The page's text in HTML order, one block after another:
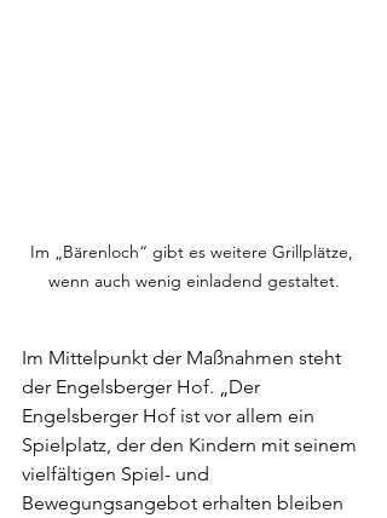
Im „Bärenloch“ gibt es weitere Grillplätze,
wenn auch wenig einladend gestaltet.
Im Mittelpunkt der Maßnahmen steht
der Engelsberger Hof. „Der
Engelsberger Hof ist vor allem ein
Spielplatz, der den Kindern mit seinem
vielfältigen Spiel- und
Bewegungsangebot erhalten bleiben